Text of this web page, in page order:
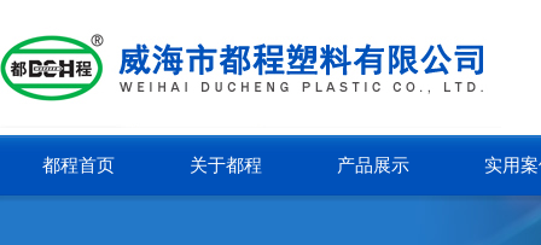
都程首页 关于都程 产品展示 实用